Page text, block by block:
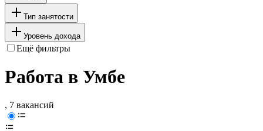
Тип занятости
Уровень дохода
Ещё фильтры
Работа в Умбе
, 7 вакансий